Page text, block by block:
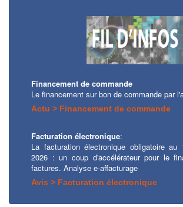
Financement de commande
Le financement sur bon de commande par
Actu > Financement de commande
Facturation électronique:
La facturation électronique obligatoire au
2026 : un coup d'accélérateur pour le
factures. Analyse e-affacturage
Avis > Facturation électronique